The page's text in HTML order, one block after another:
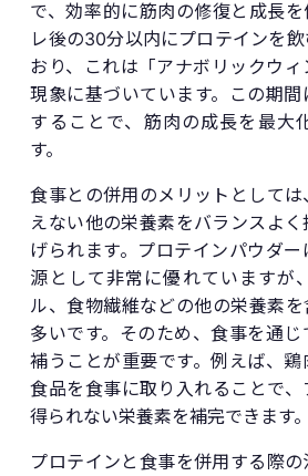
で、効率的に筋肉の修復と成長
レ後の30分以内にプロテインを
おり、これは「アナボリックウ
現象に基づいています。この期
することで、筋肉の成長を最大
す。
食事との併用のメリットとして
えない他の栄養素をバランスよ
げられます。プロテインパウダ
源として非常に優れていますが
ル、食物繊維などの他の栄養素
多いです。そのため、食事を通
補うことが重要です。例えば、
食品を食事に取り入れることで
得られない栄養素を補完できます。
プロテインと食事を併用する際